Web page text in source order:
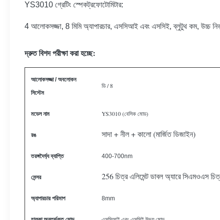
YS3010 গ্রেটিং স্পেকট্রফোটোমিটার:
4 আলোকসজ্জা, 8 মিমি অ্যাপারচার, এসসিআই এবং এসসিই, ব্লুটুথ কম, উচ্চ
দ্রুত বিশদ পরীক্ষা করা হচ্ছে:
আলোকসজ্জা / অবলোকন
সিস্টেম
ডি / 8
মডেল নাম YS3010 (বেসিক মোড)
রঙ সাদা + নীল + কালো (মার্জিত ডিজাইন)
তরঙ্গদৈর্ঘ্য ব্যাপ্তি 400-700nm
সেন্সর 256 চিত্র এলিমেন্ট ডাবল অ্যারে সিএমওএস
অ্যাপারচার পরিমাপ 8mm